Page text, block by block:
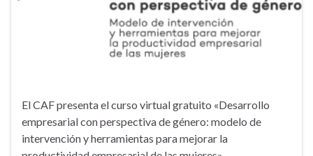
El CAF presenta el curso virtual gratuito «Desarrollo
empresarial con perspectiva de género: modelo de
intervención y herramientas para mejorar la